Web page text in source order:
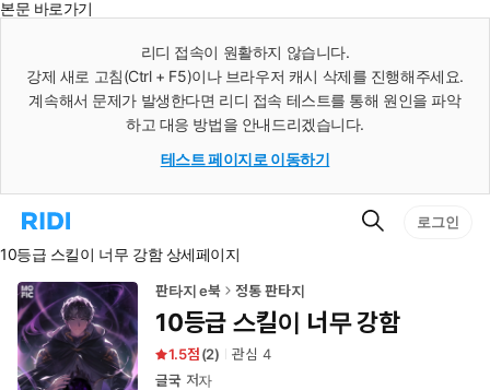
본문 바로가기
리디 접속이 원활하지 않습니다.
강제 새로 고침(Ctrl + F5)이나 브라우저 캐시 삭제를 진행해주세요.
계속해서 문제가 발생한다면 리디 접속 테스트를 통해 원인을 파악
하고 대응 방법을 안내드리겠습니다.
테스트 페이지로 이동하기
리
홈
로
이
동
검
로그인
10등급 스킬이 너무 강함 상세페이지
판타지 e북 정통 판타지
10등급 스킬이 너무 강함
1.5 (2) 관심 4
글국저자